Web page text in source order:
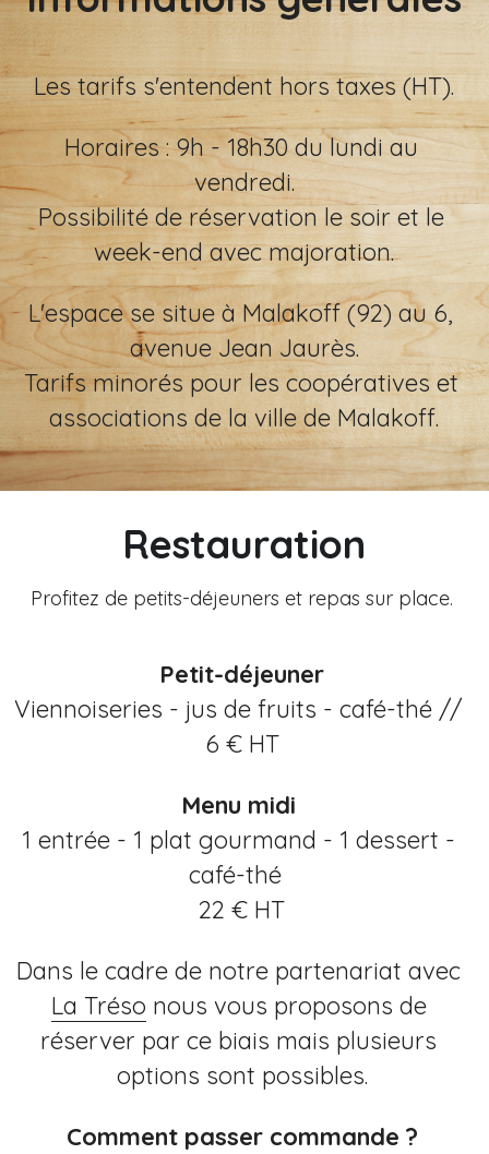
Les tarifs s'entendent hors taxes (HT).
Horaires : 9h - 18h30 du lundi au
vendredi.
Possibilité de réservation le soir et le
week-end avec majoration.
L'espace se situe à Malakoff (92) au 6,
avenue Jean Jaurès.
Tarifs minorés pour les coopératives et
associations de la ville de Malakoff.
Restauration
Profitez de petits-déjeuners et repas sur place.
Petit-déjeuner
Viennoiseries - jus de fruits - café-thé //
6 € HT
Menu midi
1 entrée - 1 plat gourmand - 1 dessert -
café-thé
22 € HT
La Tréso nous vous proposons de
réserver par ce biais mais plusieurs
options sont possibles.
Comment passer commande ?